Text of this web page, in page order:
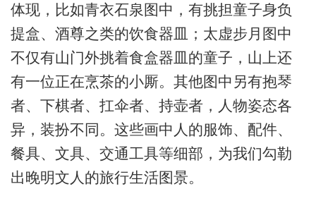
体现，比如青衣石泉图中，有挑担童子身负
提盒、酒尊之类的饮食器皿；太虚步月图中
不仅有山门外挑着食盒器皿的童子，山上还
有一位正在烹茶的小厮。其他图中另有抱琴
者、下棋者、扛伞者、持壶者，人物姿态各
异，装扮不同。这些画中人的服饰、配件、
餐具、文具、交通工具等细部，为我们勾勒
出晚明文人的旅行生活图景。